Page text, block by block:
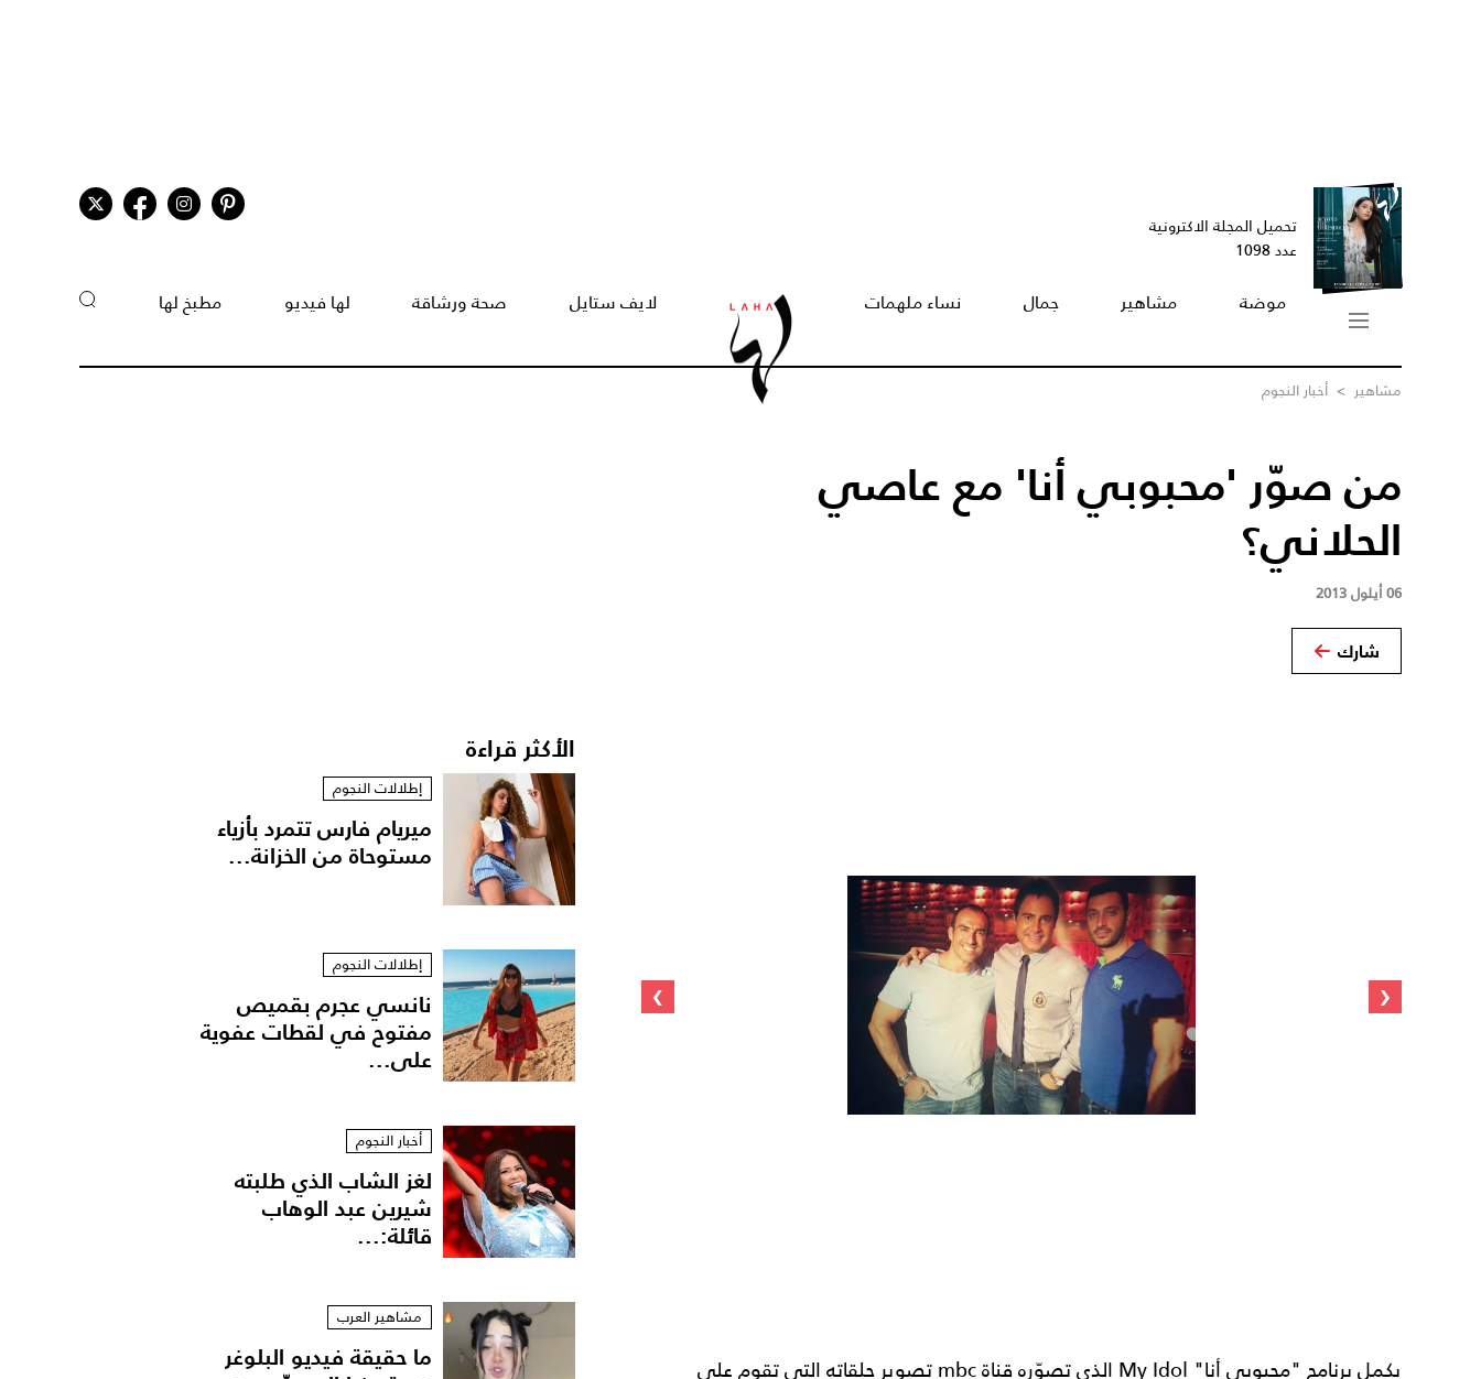
تحميل المجلة الاكترونية
عدد 1098
موضة مشاهير جمال نساء ملهمات لايف ستايل صحة ورشاقة لها فيديو مطبخ لها
مشاهير > أخبار النجوم
من صوّر 'محبوبي أنا' مع عاصي
الحلاني؟
06 أيلول 2013
شارك
‹
›
يكمل برنامج "محبوبي أنا" My Idol الذي تصوّره قناة mbc تصوير حلقاته التي تقوم على
الأكثر قراءة
إطلالات النجوم
ميريام فارس تتمرد بأزياء
مستوحاة من الخزانة...
إطلالات النجوم
نانسي عجرم بقميص
مفتوح في لقطات عفوية
على...
أخبار النجوم
لغز الشاب الذي طلبته
شيرين عبد الوهاب
قائلة:...
مشاهير العرب
ما حقيقة فيديو البلوغر